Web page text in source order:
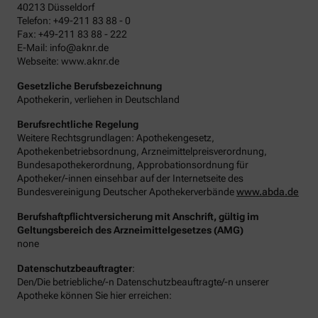
40213 Düsseldorf
Telefon: +49-211 83 88 - 0
Fax: +49-211 83 88 - 222
E-Mail: info@aknr.de
Webseite: www.aknr.de
Gesetzliche Berufsbezeichnung
Apothekerin, verliehen in Deutschland
Berufsrechtliche Regelung
Weitere Rechtsgrundlagen: Apothekengesetz,
Apothekenbetriebsordnung, Arzneimittelpreisverordnung,
Bundesapothekerordnung, Approbationsordnung für
Apotheker/-innen einsehbar auf der Internetseite des
Bundesvereinigung Deutscher Apothekerverbändewww.abda.de
Berufshaftpflichtversicherung mit Anschrift, gültig im
Geltungsbereich des Arzneimittelgesetzes (AMG)
none
Datenschutzbeauftragter:
Den/Die betriebliche/-n Datenschutzbeauftragte/-n unserer
Apotheke können Sie hier erreichen: